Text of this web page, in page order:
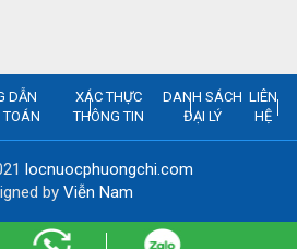
DẪN
XÁC THỰC
THÔNG TIN
DANH SÁCH
ĐẠI LÝ
LIÊN
HỆ
locnuocphuongchi.com
by Viễn Nam